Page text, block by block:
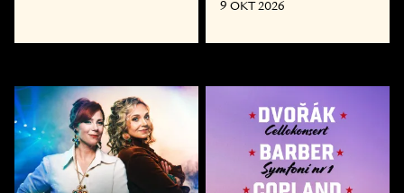
9 OKT 2026